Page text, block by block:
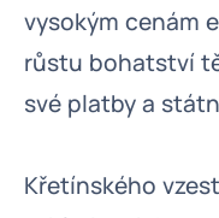
vysokým cenám
růstu bohatství
své platby a
Křetínského